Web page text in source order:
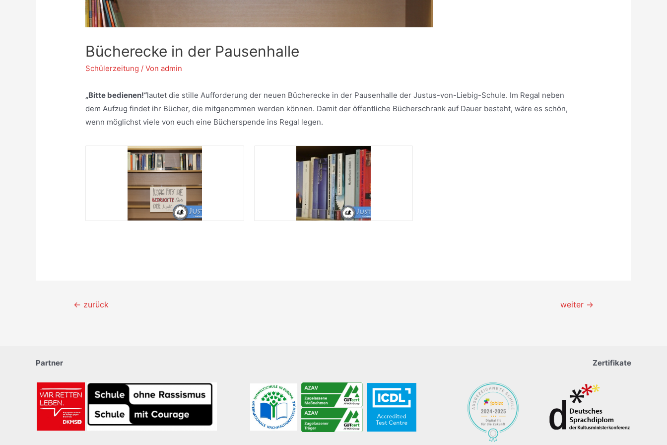
Bücherecke in der Pausenhalle
Schülerzeitung / Vonadmin
„Bitte bedienen!“lautet die stille Aufforderung der neuen Bücherecke in der Pausenhalle der Justus-von-Liebig-Schule. Im Regal neben
dem Aufzug findet ihr Bücher, die mitgenommen werden können. Damit der öffentliche Bücherschrank auf Dauer besteht, wäre es schön,
wenn möglichst viele von euch eine Bücherspende ins Regal legen.
Beitragsnavigation
← zurück weiter →
Partner Zertifikate